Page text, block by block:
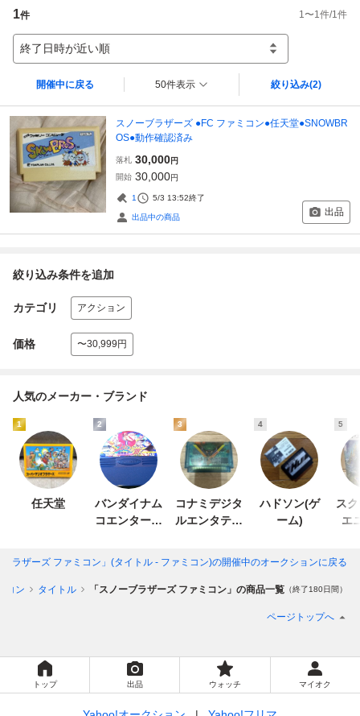
1件 1 〜1 件/1 件
終了日時が近い順
開催中に戻る 50件表示 絞り込み(2)
スノーブラザーズ ●FC ファミコン●任天堂●SNOWBR
OS●動作確認済み
落札 30,000円
開始 30,000円
1 5/3 13:52終了
出品中の商品 出品
絞り込み条件を追加
カテゴリ アクション
価格 〜30,999円
人気のメーカー・ブランド
1
任天堂
2
バンダイナム
コエンターテ
3
コナミデジタ
ルエンタテイ
4
ハドソン(ゲ
ーム)
5
ス
エ
ラザーズ ファミコン」(タイトル - ファミコン)の開催中のオークションに戻る
コン タイトル 「スノーブラザーズ ファミコン」の商品一覧 （終了180日間）
ページトップへ
トップ 出品 ウォッチ マイオク